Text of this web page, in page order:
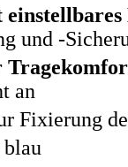
und -
an
Fixierung
blau